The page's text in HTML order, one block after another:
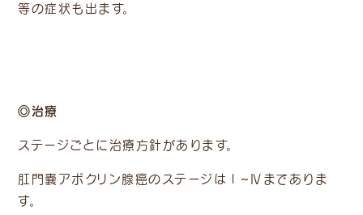
等の症状も出ます。
◎治療
ステージごとに治療方針があります。
肛門嚢アポクリン腺癌のステージはⅠ~Ⅳまでありま
す。